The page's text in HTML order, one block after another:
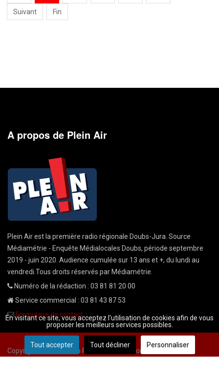
Suivant Fin
A propos de Plein Air
Plein Air est la première radio régionale Doubs-Jura. Source
Médiamétrie - Enquête Médialocales Doubs, période septembre
2019 - juin 2020. Audience cumulée sur 13 ans et +, du lundi au
vendredi.Tous droits réservés par Médiamétrie.
Numéro de la rédaction : 03 81 81 20 00
Service commercial : 03 81 43 87 53
Formulaire de contact
Copyright © 2026 Radio Plein Air - Tous droits réservés
En visitant ce site, vous acceptez l'utilisation de cookies afin de vous
proposer les meilleurs services possibles.
Tout accepter Tout décliner Personnaliser